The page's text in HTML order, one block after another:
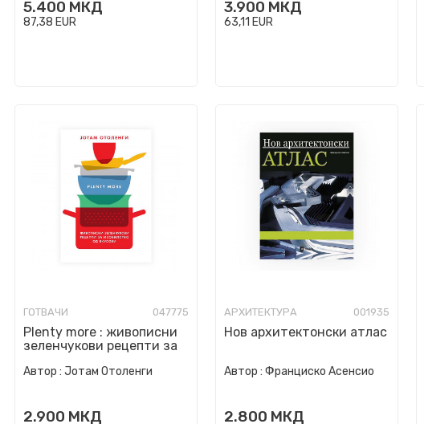
5.400 МКД
87,38 EUR
3.900 МКД
63,11 EUR
ГОТВАЧИ 047775
Plenty more : живописни
зеленчукови рецепти за
Автор : Јотам Отоленги
2.900 МКД
АРХИТЕКТУРА 001935
Нов архитектонски атлас
Автор : Франциско Асенсио
2.800 МКД